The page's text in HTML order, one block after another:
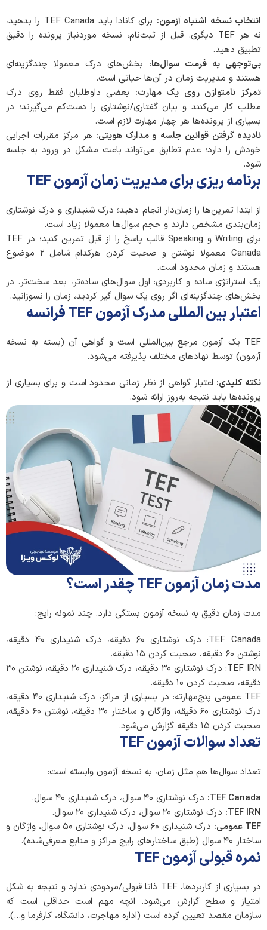
انتخاب نسخه اشتباه آزمون:
برای کانادا باید TEF Canada را بدهید،
نه هر TEF دیگری. قبل از ثبت‌نام، نسخه موردنیاز پرونده را دقیق
تطبیق دهید.
بی‌توجهی به فرمت سوال‌ها: بخش‌های درک معمولا چندگزینه‌ای
هستند و مدیریت زمان در آن‌ها حیاتی است.
تمرکز نامتوازن روی یک مهارت: بعضی داوطلبان فقط روی درک
مطلب کار می‌کنند و بیان گفتاری/نوشتاری را دست‌کم می‌گیرند؛ در
بسیاری از پرونده‌ها هر چهار مهارت لازم است.
نادیده گرفتن قوانین جلسه و مدارک هویتی: هر مرکز مقررات اجرایی
خودش را دارد؛ عدم تطابق می‌تواند باعث مشکل در ورود به جلسه
شود.
برنامه ریزی برای مدیریت زمان آزمون TEF
از ابتدا تمرین‌ها را زمان‌دار انجام دهید؛ درک شنیداری و درک نوشتاری
زمان‌بندی مشخص دارند و حجم سوال‌ها معمولا زیاد است.
برای Writing و Speaking قالب پاسخ را از قبل تمرین کنید؛ در TEF
Canada معمولا نوشتن و صحبت کردن هرکدام شامل ۲ موضوع
هستند و زمان محدود است.
یک استراتژی ساده و کاربردی: اول سوال‌های ساده‌تر، بعد سخت‌تر. در
بخش‌های چندگزینه‌ای اگر روی یک سوال گیر کردید، زمان را نسوزانید.
اعتبار بین المللی مدرک آزمون TEF فرانسه
TEF یک آزمون مرجع بین‌المللی است و گواهی آن (بسته به نسخه
آزمون) توسط نهادهای مختلف پذیرفته می‌شود.
نکته کلیدی: اعتبار گواهی از نظر زمانی محدود است و برای بسیاری از
پرونده‌ها باید نتیجه به‌روز ارائه شود.
مدت زمان آزمون TEF چقدر است؟
مدت زمان دقیق به نسخه آزمون بستگی دارد. چند نمونه رایج:
TEF Canada: درک نوشتاری ۶۰ دقیقه، درک شنیداری ۴۰ دقیقه،
نوشتن ۶۰ دقیقه، صحبت کردن ۱۵ دقیقه.
TEF IRN: درک نوشتاری ۳۰ دقیقه، درک شنیداری ۲۰ دقیقه، نوشتن ۳۰
دقیقه، صحبت کردن ۱۰ دقیقه.
TEF عمومی پنج‌مهارته: در بسیاری از مراکز، درک شنیداری ۴۰ دقیقه،
درک نوشتاری ۶۰ دقیقه، واژگان و ساختار ۳۰ دقیقه، نوشتن ۶۰ دقیقه،
صحبت کردن ۱۵ دقیقه گزارش می‌شود.
تعداد سوالات آزمون TEF
تعداد سوال‌ها هم مثل زمان، به نسخه آزمون وابسته است:
TEF Canada: درک نوشتاری ۴۰ سوال، درک شنیداری ۴۰ سوال.
TEF IRN: درک نوشتاری ۲۰ سوال، درک شنیداری ۲۰ سوال.
TEF عمومی:
درک شنیداری ۶۰ سوال، درک نوشتاری ۵۰ سوال، واژگان و
ساختار ۴۰ سوال (طبق ساختارهای رایج مراکز و منابع معرفی‌شده).
نمره‌ قبولی آزمون TEF
در بسیاری از کاربردها، TEF ذاتا قبولی/مردودی ندارد و نتیجه به شکل
امتیاز و سطح گزارش می‌شود. انچه مهم است حداقلی است که
سازمان مقصد تعیین کرده است (اداره مهاجرت، دانشگاه، کارفرما و…).